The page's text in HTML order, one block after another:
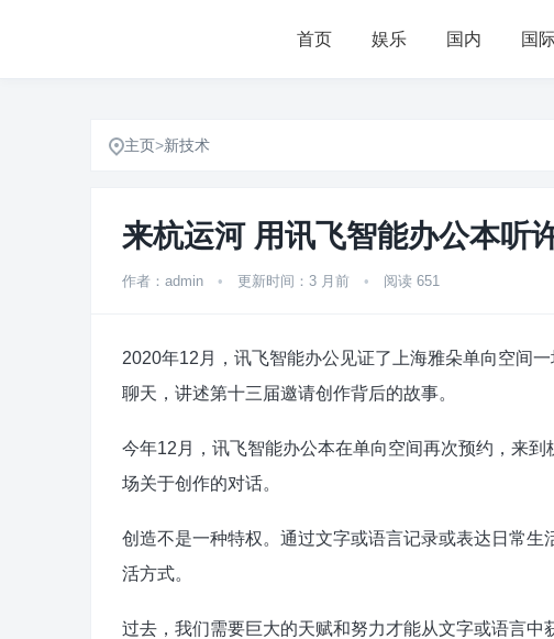
首页 娱乐 国内 国
主页>新技术
来杭运河 用讯飞智能办公本听
作者：admin • 更新时间：3 月前 • 阅读 651
2020年12月，讯飞智能办公见证了上海雅朵单向空间
聊天，讲述第十三届邀请创作背后的故事。
今年12月，讯飞智能办公本在单向空间再次预约，来
场关于创作的对话。
创造不是一种特权。通过文字或语言记录或表达日常
活方式。
过去，我们需要巨大的天赋和努力才能从文字或语言